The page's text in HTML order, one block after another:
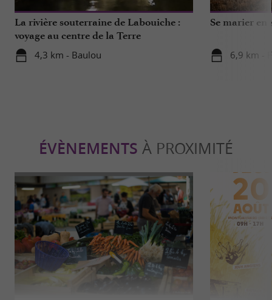
La rivière souterraine de Labouiche :
voyage au centre de la Terre
4,3 km - Baulou
Se marier en
6,9 km -
ÉVÈNEMENTS À PROXIMITÉ